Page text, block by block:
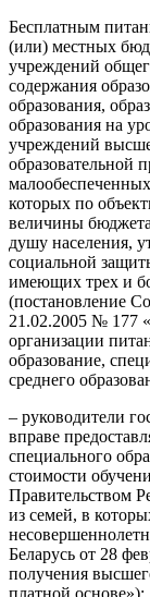
Бесплатным
(или) местных
учреждений
содержания
образования,
образования на
учреждений
образовательной
которых по
величины
душу населения,
социальной
имеющих трех и
(постановление
21.02.2005 № 177
организации
образование,
среднего
– руководители
вправе
специального
стоимости
Правительством
из семей, в
Беларусь от 28
получения
платной основе»);